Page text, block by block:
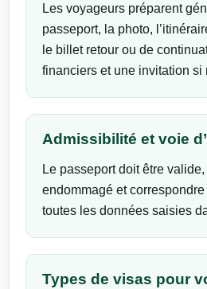
Les voyageurs préparent
passeport, la photo,
le billet retour ou de
financiers et une invitation si
Admissibilité et voie
Le passeport doit être
endommagé et
toutes les données saisies
Types de visas pour